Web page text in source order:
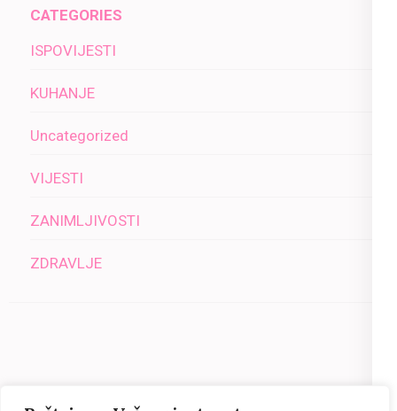
CATEGORIES
ISPOVIJESTI
KUHANJE
Uncategorized
VIJESTI
ZANIMLJIVOSTI
ZDRAVLJE